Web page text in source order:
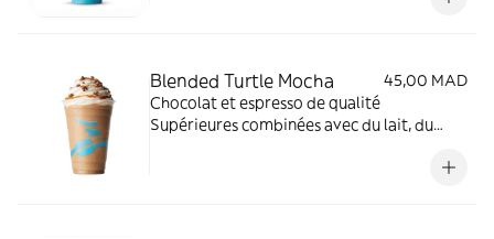
Blended Turtle Mocha
45,00 MAD
Chocolat et espresso de qualité
Supérieures combinées avec du lait, du